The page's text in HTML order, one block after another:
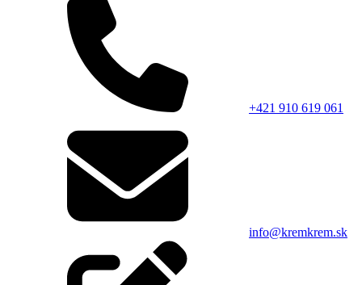
+421 910 619 061
info@kremkrem.sk